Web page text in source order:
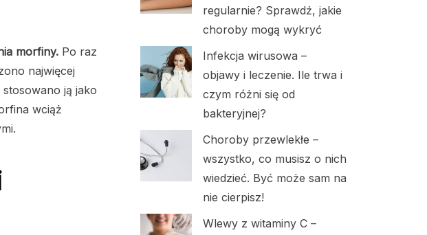
morfiny. Po raz
najwięcej
ją jako
wciąż
regularnie? Sprawdź, jakie
choroby mogą wykryć
Infekcja wirusowa –
objawy i leczenie. Ile trwa i
czym różni się od
bakteryjnej?
Choroby przewlekłe –
wszystko, co musisz o nich
wiedzieć. Być może sam na
nie cierpisz!
Wlewy z witaminy C –